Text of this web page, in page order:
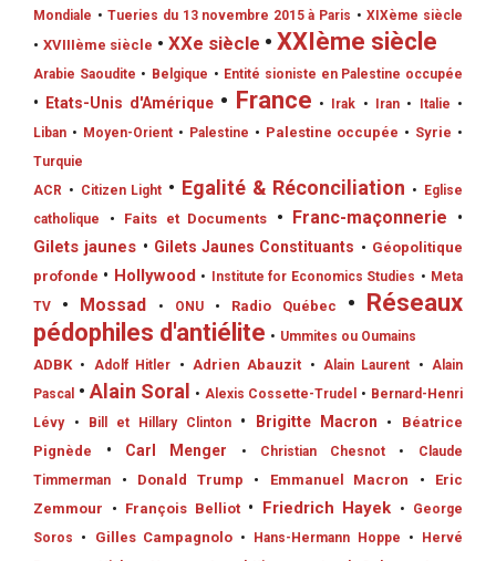
Mondiale • Tueries du 13 novembre 2015 à Paris • XIXème siècle
• XVIIIème siècle • XXe siècle • XXIème siècle
Arabie Saoudite • Belgique • Entité sioniste en Palestine occupée
• Etats-Unis d'Amérique • France • Irak • Iran • Italie •
Liban • Moyen-Orient • Palestine • Palestine occupée • Syrie •
Turquie
ACR • Citizen Light • Egalité & Réconciliation •
Eglise
catholique
• Faits et Documents • Franc-maçonnerie
•
Gilets jaunes • Gilets Jaunes Constituants • Géopolitique
profonde • Hollywood • Institute for Economics Studies • Meta
TV
• Mossad • ONU • Radio Québec • Réseaux
pédophiles d'antiélite • Ummites ou Oumains
ADBK • Adolf Hitler • Adrien Abauzit • Alain Laurent • Alain
Pascal • Alain Soral • Alexis Cossette-Trudel • Bernard-Henri
Lévy
• Bill et Hillary Clinton • Brigitte Macron •
Béatrice
Pignède
• Carl Menger • Christian Chesnot •
Claude
Timmerman
• Donald Trump • Emmanuel Macron •
Eric
Zemmour
• François Belliot • Friedrich Hayek •
George
Soros
• Gilles Campagnolo • Hans-Hermann Hoppe •
Hervé